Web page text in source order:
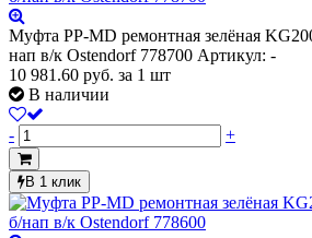
Муфта PP-MD ремонтная зелёная
нап в/к Ostendorf 778700 Артикул: -
10 981.60 руб. за 1 шт
В наличии
- +
В 1 клик